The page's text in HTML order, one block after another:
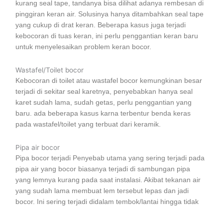
kurang seal tape, tandanya bisa dilihat adanya rembesan di
pinggiran keran air. Solusinya hanya ditambahkan seal tape
yang cukup di drat keran. Beberapa kasus juga terjadi
kebocoran di tuas keran, ini perlu penggantian keran baru
untuk menyelesaikan problem keran bocor.
Wastafel/Toilet bocor
Kebocoran di toilet atau wastafel bocor kemungkinan besar
terjadi di sekitar seal karetnya, penyebabkan hanya seal
karet sudah lama, sudah getas, perlu penggantian yang
baru. ada beberapa kasus karna terbentur benda keras
pada wastafel/toilet yang terbuat dari keramik.
Pipa air bocor
Pipa bocor terjadi Penyebab utama yang sering terjadi pada
pipa air yang bocor biasanya terjadi di sambungan pipa
yang lemnya kurang pada saat instalasi. Akibat tekanan air
yang sudah lama membuat lem tersebut lepas dan jadi
bocor. Ini sering terjadi didalam tembok/lantai hingga tidak